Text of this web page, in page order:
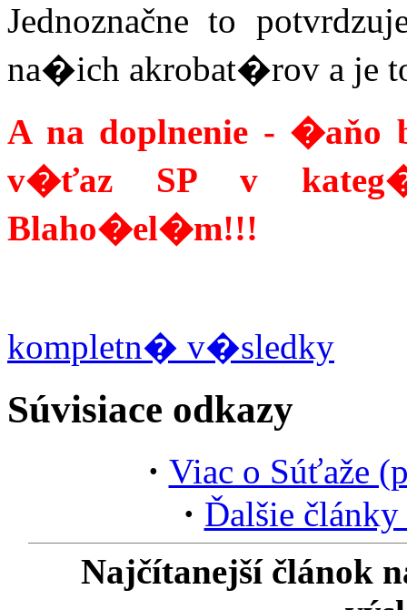
Jednoznačne to
na�ich akrobat�rov a
A na doplnenie -
v�ťaz SP v
Blaho�el�m!!!
kompletn� v�sledky
Súvisiace odkazy
· Viac o Súťaže
· Ďalšie
Najčítanejší článok